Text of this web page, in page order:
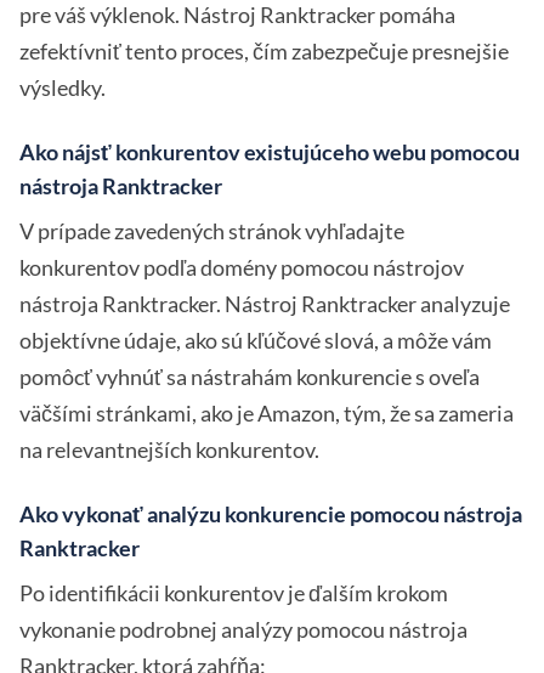
pre váš výklenok. Nástroj Ranktracker pomáha
zefektívniť tento proces, čím zabezpečuje presnejšie
výsledky.
Ako nájsť konkurentov existujúceho webu pomocou
nástroja Ranktracker
V prípade zavedených stránok vyhľadajte
konkurentov podľa domény pomocou nástrojov
nástroja Ranktracker. Nástroj Ranktracker analyzuje
objektívne údaje, ako sú kľúčové slová, a môže vám
pomôcť vyhnúť sa nástrahám konkurencie s oveľa
väčšími stránkami, ako je Amazon, tým, že sa zameria
na relevantnejších konkurentov.
Ako vykonať analýzu konkurencie pomocou nástroja
Ranktracker
Po identifikácii konkurentov je ďalším krokom
vykonanie podrobnej analýzy pomocou nástroja
Ranktracker, ktorá zahŕňa: